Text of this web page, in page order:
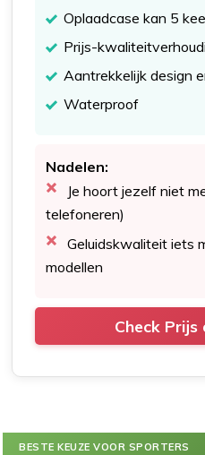
Oplaadcase kan 5
Prijs-
Aantrekkelijk design
Waterproof
Nadelen:
Je hoort jezelf niet
telefoneren)
Geluidskwaliteit iets
modellen
Check Prijs
BESTE KEUZE VOOR SPORTERS